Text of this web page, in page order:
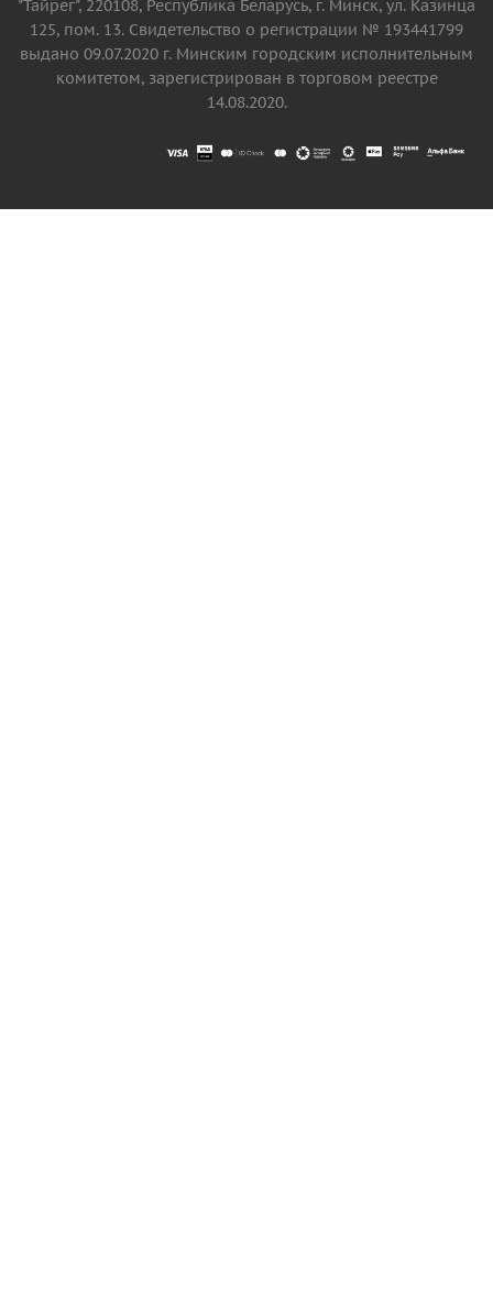
"Тайрег", 220108, Республика Беларусь, г. Минск, ул. Казинца
125, пом. 13. Свидетельство о регистрации № 193441799
выдано 09.07.2020 г. Минским городским исполнительным
комитетом, зарегистрирован в торговом реестре
14.08.2020.